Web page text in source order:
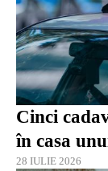
Cinci
în casa
28 IULIE 2026